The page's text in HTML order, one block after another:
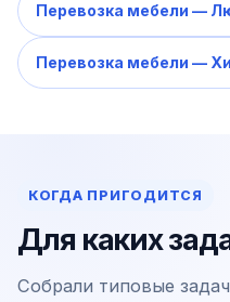
Перевозка мебели —
Перевозка мебели —
КОГДА ПРИГОДИТСЯ
Для каких
Собрали типовые